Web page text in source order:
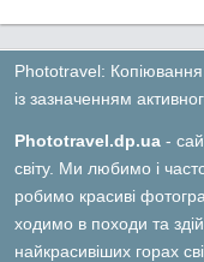
Phototravel:
із зазначенням
Phototravel.dp.ua -
світу. Ми любимо і часто
робимо красиві
ходимо в походи та
найкрасивіших горах